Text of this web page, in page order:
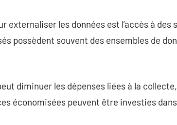
externaliser les données est l’accès à des
possèdent souvent des ensembles de
diminuer les dépenses liées à la
économisées peuvent être investies